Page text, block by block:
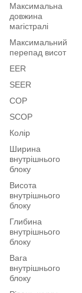
Максимальна
довжина
магістралі
Максимальний
перепад висот
EER
SEER
COP
SCOP
Колір
Ширина
внутрішнього
блоку
Висота
внутрішнього
блоку
Глибина
внутрішнього
блоку
Вага
внутрішнього
блоку